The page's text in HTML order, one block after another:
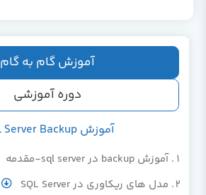
آموزش گام به گام
دوره آموزشی
آموزش SQL Server Backup
آموزش backup در sql server-مقدمه
مدل های ریکاوری در SQL Server